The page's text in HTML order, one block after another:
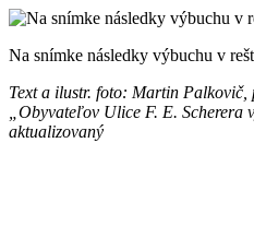
Na snímke následky výbuchu v
Text a ilustr. foto: Martin
„Obyvateľov Ulice F. E. Scherera
aktualizovaný